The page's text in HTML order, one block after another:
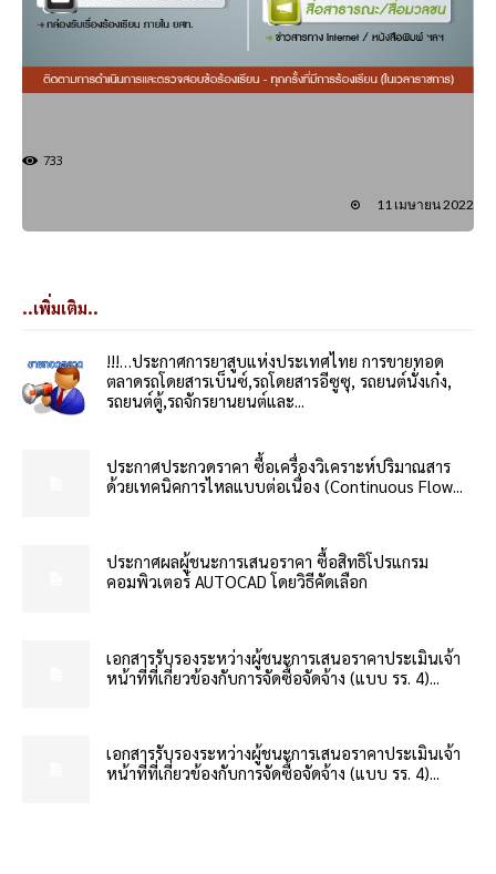
733
11 เมษายน 2022
..เพิ่มเติม..
!!!…ประกาศการยาสูบแห่งประเทศไทย การขายทอด
ตลาดรถโดยสารเบ็นซ์,รถโดยสารอีซูซุ, รถยนต์นั่งเก๋ง,
รถยนต์ตู้,รถจักรยานยนต์และ...
ประกาศประกวดราคา ซื้อเครื่องวิเคราะห์ปริมาณสาร
ด้วยเทคนิคการไหลแบบต่อเนื่อง (Continuous Flow...
ประกาศผลผู้ชนะการเสนอราคา ซื้อสิทธิโปรแกรม
คอมพิวเตอร์ AUTOCAD โดยวิธีคัดเลือก
เอกสารรับรองระหว่างผู้ชนะการเสนอราคาประเมินเจ้า
หน้าที่ที่เกี่ยวข้องกับการจัดซื้อจัดจ้าง (แบบ รร. 4)...
เอกสารรับรองระหว่างผู้ชนะการเสนอราคาประเมินเจ้า
หน้าที่ที่เกี่ยวข้องกับการจัดซื้อจัดจ้าง (แบบ รร. 4)...